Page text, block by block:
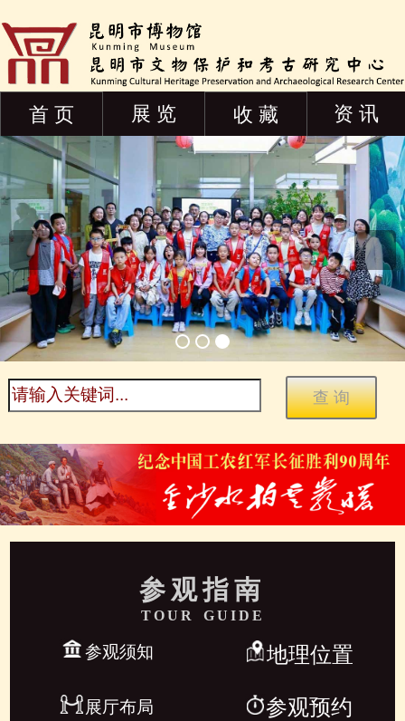
首 页 展 览 收 藏 资 讯
参观指南
TOUR GUIDE
参观须知 地理位置
展厅布局 参观预约